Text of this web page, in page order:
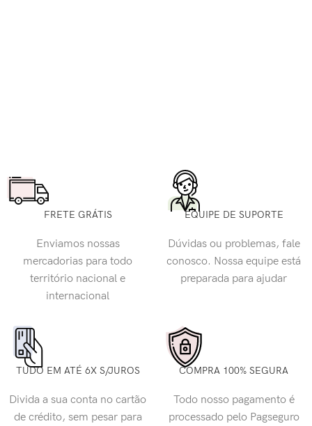
FRETE GRÁTIS
Enviamos nossas
mercadorias para todo
território nacional e
internacional
EQUIPE DE SUPORTE
Dúvidas ou problemas, fale
conosco. Nossa equipe está
preparada para ajudar
TUDO EM ATÉ 6X S/JUROS
Divida a sua conta no cartão
de crédito, sem pesar para
COMPRA 100% SEGURA
Todo nosso pagamento é
processado pelo Pagseguro